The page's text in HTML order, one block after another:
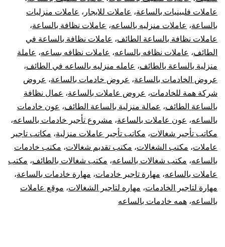
عاملات فلبينيات بالساعة، عاملات للايجار ، عاملات منزليات
بالساعة، عاملات منزليه بالساعه، عاملات نظافة بالساعة،
عاملات نظافة بالساعة الطائف، عاملات نظافة بالساعة في
الطائف، عاملات نظافه بالساعه، عاملات نظافه بساعه، عاملة
منزلية بالساعة بالطائف، عامله منزليه بالساعه في الطائف،
عروض الخادمات بالساعة، عروض خادمات بالساعة، عروض
شركة همة للخادمات، عروض عاملات بالساعة، عمال نظافة
بالساعة الطائف، عمالة منزلية بالساعة الطائف، عون خادمات
بالساعه، عون عاملات بالساعة، مشروع تأجير خادمات بالساعه،
مكاتب تأجير شغالات، مكاتب تأجير عاملات منزلية، مكاتب تاجير
عاملات، مكتب الشغالات، مكتب تقديم شغالات، مكتب خادمات
بالساعه، مكتب شغالات بالساعه، مكتب شغالات بالطائف، مكتب
عاملات بالساعه، مهارة تاجير خادمات، مهارة خادمات بالساعة،
مهارة لتاجير الخادمات، مهاره لتاجير الشغالات، موقع عاملات
بالساعه، همه خادمات بالساعه